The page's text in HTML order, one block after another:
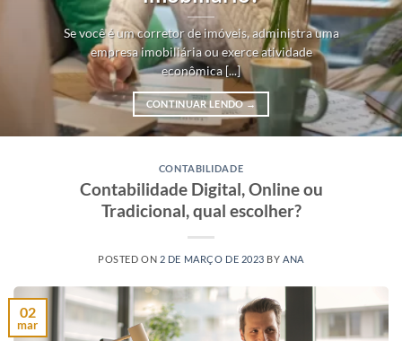
Se você é um corretor de imóveis, administra uma
empresa imobiliária ou exerce atividade
econômica [...]
CONTINUAR LENDO→
CONTABILIDADE
Contabilidade Digital, Online ou
Tradicional, qual escolher?
POSTED ON 2 DE MARÇO DE 2023 BY ANA
02
mar